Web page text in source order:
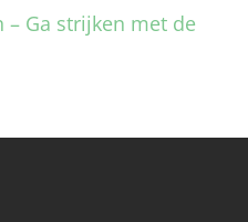
– Ga strijken met de